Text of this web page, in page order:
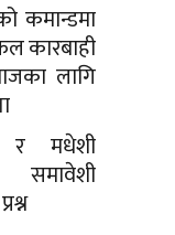
कमान्डमा
कारबाही
लागि
र मधेशी
समावेशी